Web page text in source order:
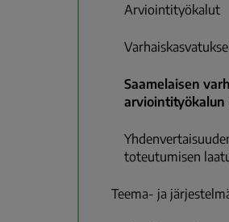
Arviointityökalut
Saamelaisen
arviointityökalun
toteutumisen
Teema- ja